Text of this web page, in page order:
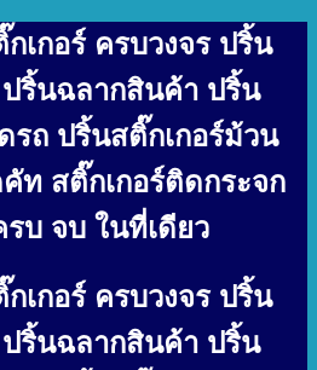
เกอร์ ครบวงจร ปริ้น
ปริ้นฉลากสินค้า ปริ้น
รถ ปริ้นสติ๊กเกอร์ม้วน
ท สติ๊กเกอร์ติดกระจก
รบ จบ ในที่เดียว
เกอร์ ครบวงจร ปริ้น
ปริ้นฉลากสินค้า ปริ้น